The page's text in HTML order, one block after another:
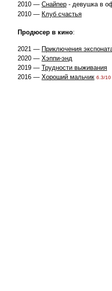
2010 — Снайпер - девушка в
2010 — Клуб счастья
Продюсер в кино:
2021 — Приключения
2020 — Хэппи-энд
2019 — Трудности выживания
2016 — Хороший мальчик 6.3/10